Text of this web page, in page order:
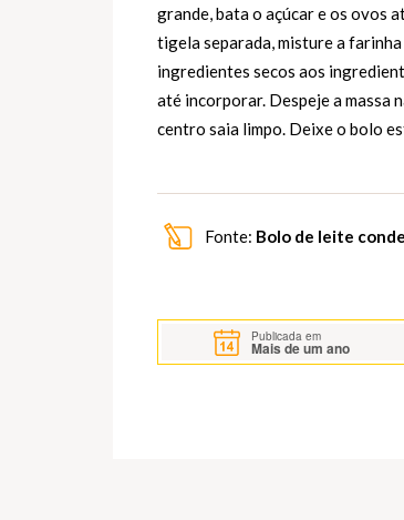
grande, bata o açúcar e os ovos
tigela separada, misture a
ingredientes secos aos
até incorporar. Despeje a massa
centro saia limpo. Deixe o bolo
Fonte: Bolo de leite
Publicada em
Mais de um ano